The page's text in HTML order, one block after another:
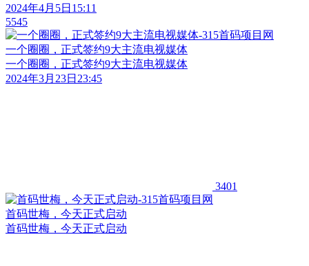
2024年4月5日15:11
5545
一个圈圈，正式签约9大主流电视媒体
一个圈圈，正式签约9大主流电视媒体
2024年3月23日23:45
3401
首码世梅，今天正式启动
首码世梅，今天正式启动